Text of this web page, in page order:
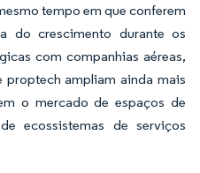
tempo em que conferem
do crescimento durante os
com companhias aéreas,
proptech ampliam ainda mais
o mercado de espaços de
ecossistemas de serviços